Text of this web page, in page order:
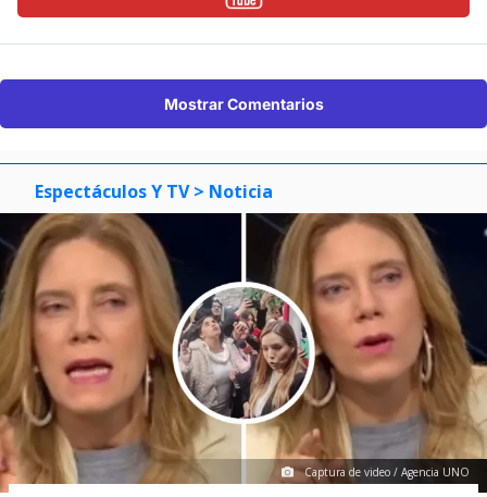
Mostrar Comentarios
Espectáculos Y TV > Noticia
Captura de video / Agencia UNO